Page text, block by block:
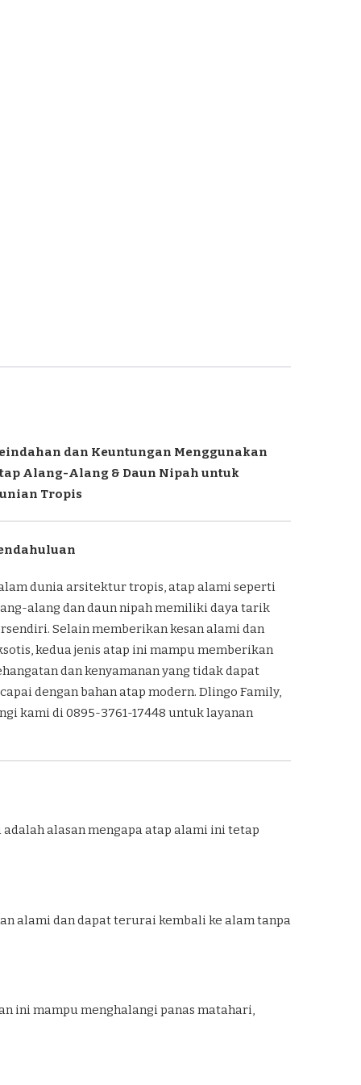
dan Keuntungan Menggunakan
Alang-Alang & Daun Nipah untuk
Tropis
dunia arsitektur tropis, atap alami seperti
alang dan daun nipah memiliki daya tarik
Selain memberikan kesan alami dan
kedua jenis atap ini mampu memberikan
dan kenyamanan yang tidak dapat
dengan bahan atap modern. Dlingo Family,
kami di 0895-3761-17448 untuk layanan
alasan mengapa atap alami ini tetap
alami dan dapat terurai kembali ke alam tanpa
ini mampu menghalangi panas matahari,